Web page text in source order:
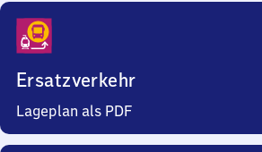
Ersatzverkehr
Lageplan als PDF